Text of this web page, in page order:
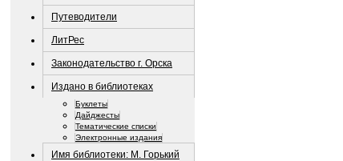
Путеводители
ЛитРес
Законодательство г. Орска
Издано в библиотеках
Буклеты
Дайджесты
Тематические списки
Электронные издания
Имя библиотеки: М. Горький